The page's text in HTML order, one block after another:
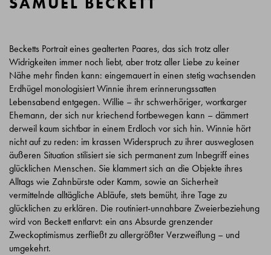
Becketts Portrait eines gealterten Paares, das sich trotz aller
Widrigkeiten immer noch liebt, aber trotz aller Liebe zu keiner
Nähe mehr finden kann: eingemauert in einen stetig wachsenden
Erdhügel monologisiert Winnie ihrem erinnerungssatten
Lebensabend entgegen. Willie – ihr schwerhöriger, wortkarger
Ehemann, der sich nur kriechend fortbewegen kann – dämmert
derweil kaum sichtbar in einem Erdloch vor sich hin. Winnie hört
nicht auf zu reden: im krassen Widerspruch zu ihrer ausweglosen
äußeren Situation stilisiert sie sich permanent zum Inbegriff eines
glücklichen Menschen. Sie klammert sich an die Objekte ihres
Alltags wie Zahnbürste oder Kamm, sowie an Sicherheit
vermittelnde alltägliche Abläufe, stets bemüht, ihre Tage zu
glücklichen zu erklären. Die routiniert-unnahbare Zweierbeziehung
wird von Beckett entlarvt: ein ans Absurde grenzender
Zweckoptimismus zerfließt zu allergrößter Verzweiflung – und
umgekehrt.